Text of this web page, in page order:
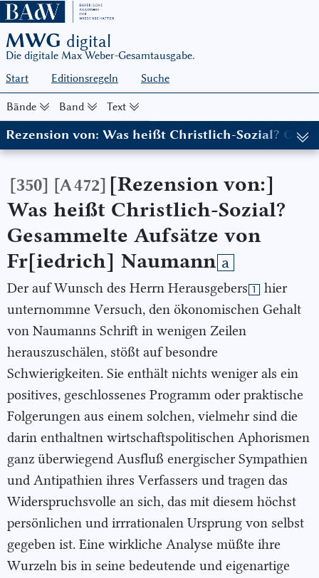
MWG digital
Die digitale Max Weber-Gesamtausgabe.
Start
Editionsregeln Suche
Bände Band Text
Rezension von: Was heißt Christlich-Sozial?
(in: MWG I/4, hg. von Wolfgang J. Mommsen in
[350] [A 472] [Rezension von:]
Was heißt Christlich-Sozial?
Gesammelte Aufsätze von
Fr[iedrich] Naumann a
Der auf Wunsch des Herrn Herausgebers 1
hier
unternommne Versuch, den ökonomischen Gehalt
von Naumanns Schrift in wenigen Zeilen
herauszuschälen, stößt auf besondre
Schwierigkeiten. Sie enthält nichts weniger als ein
positives, geschlossenes Programm oder praktische
Folgerungen aus einem solchen, vielmehr sind die
darin enthaltnen wirtschaftspolitischen Aphorismen
ganz überwiegend Ausfluß energischer Sympathien
und Antipathien ihres Verfassers und tragen das
Widerspruchsvolle an sich, das mit diesem höchst
persönlichen und irrrationalen Ursprung von selbst
gegeben ist. Eine wirkliche Analyse müßte ihre
Wurzeln bis in seine bedeutende und eigenartige